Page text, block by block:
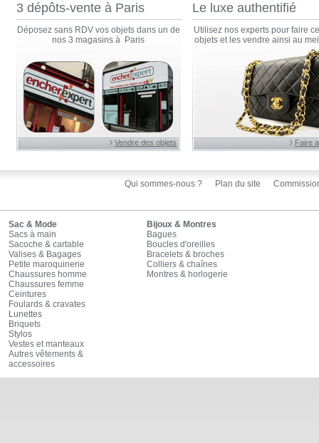
3 dépôts-vente à Paris
Vendre des objets
Déposez sans RDV vos objets dans un de
nos 3 magasins à Paris
Le luxe authentifié
Faire
Utilisez nos experts pour faire
objets et les vendre ainsi au
Qui sommes-nous ? Plan du site
Sac & Mode
Sacs à main
Sacoche & cartable
Valises & Bagages
Petite maroquinerie
Chaussures homme
Chaussures femme
Ceintures
Foulards & cravates
Lunettes
Briquets
Stylos
Vestes et manteaux
Autres vêtements &
accessoires
Bijoux & Montres
Bagues
Boucles d'oreilles
Bracelets & broches
Colliers & chaînes
Montres & horlogerie